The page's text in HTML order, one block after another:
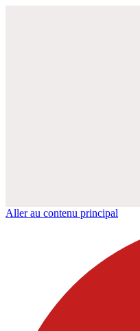
Aller au contenu principal